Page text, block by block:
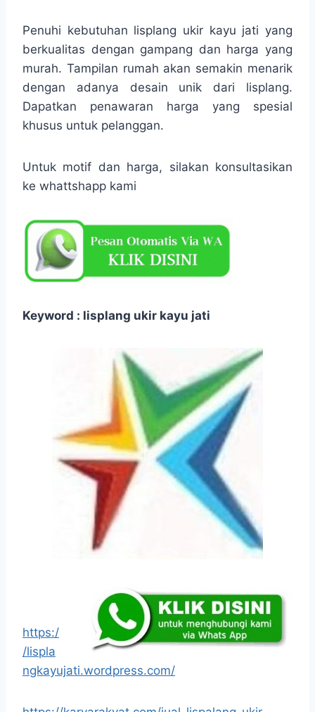
Penuhi kebutuhan lisplang ukir kayu jati yang
berkualitas dengan gampang dan harga yang
murah. Tampilan rumah akan semakin menarik
dengan adanya desain unik dari lisplang.
Dapatkan penawaran harga yang spesial
khusus untuk pelanggan.
Untuk motif dan harga, silakan konsultasikan
ke whattshapp kami
Keyword : lisplang ukir kayu jati
https:/
/lispla
ngkayujati.wordpress.com/